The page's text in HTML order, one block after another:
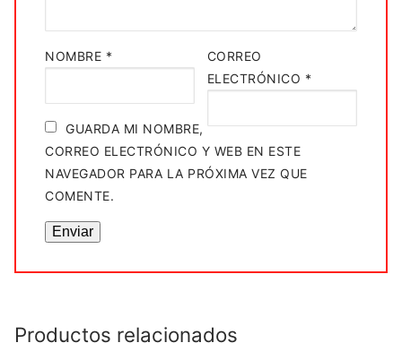
NOMBRE *
CORREO
ELECTRÓNICO *
GUARDA MI NOMBRE,
CORREO ELECTRÓNICO Y WEB EN ESTE
NAVEGADOR PARA LA PRÓXIMA VEZ QUE
COMENTE.
Productos relacionados